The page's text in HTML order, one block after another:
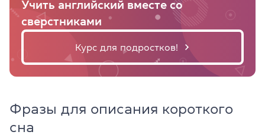
Учить английский вместе со
сверстниками
Курс для подростков!
Фразы для описания короткого
сна